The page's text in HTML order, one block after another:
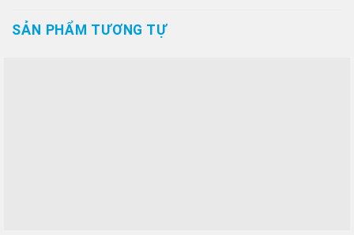
SẢN PHẨM TƯƠNG TỰ